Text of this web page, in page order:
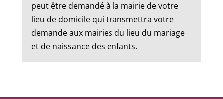
peut être demandé à la mairie de votre
lieu de domicile qui transmettra votre
demande aux mairies du lieu du mariage
et de naissance des enfants.